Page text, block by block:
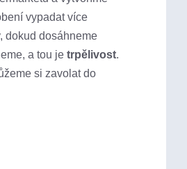
vypadat více
dokud dosáhneme
a tou je trpělivost.
si zavolat do